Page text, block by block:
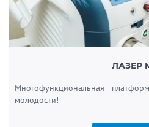
ЛАЗЕР
Многофункциональная
молодости!